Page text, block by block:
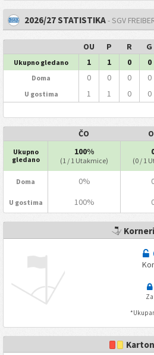
2026/27 STATISTIKA- SGV
OU P R G
Ukupno gledano 1 1 0 0
Doma 0 0 0 0
U gostima 1 1 0 0
ČO
Ukupno
gledano
100%
(1 / 1 Utakmice) (0 / 1
Doma 0%
U gostima 100%
Korneri
Za